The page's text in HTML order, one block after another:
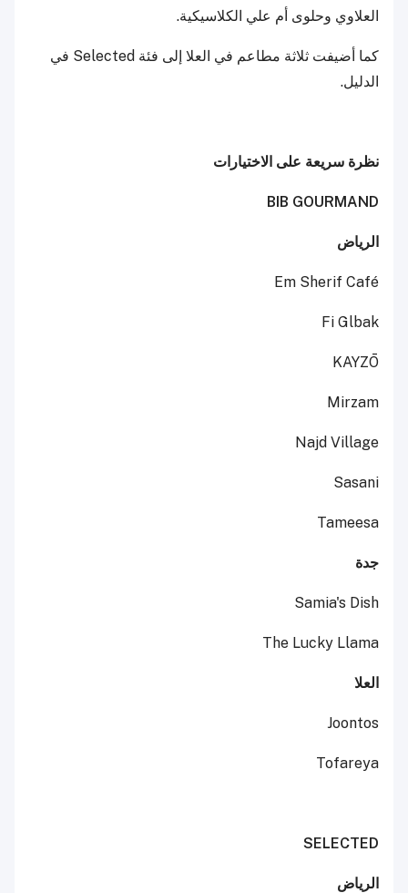
العلاوي وحلوى أم علي الكلاسيكية.
كما أضيفت ثلاثة مطاعم في العلا إلى فئة Selected في
الدليل.
نظرة سريعة على الاختيارات
BIB GOURMAND
الرياض
Em Sherif Café
Fi Glbak
KAYZŌ
Mirzam
Najd Village
Sasani
Tameesa
جدة
Samia's Dish
The Lucky Llama
العلا
Joontos
Tofareya
SELECTED
الرياض